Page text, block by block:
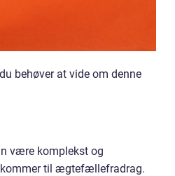
behøver at vide om denne
være komplekst og
til ægtefællefradrag.